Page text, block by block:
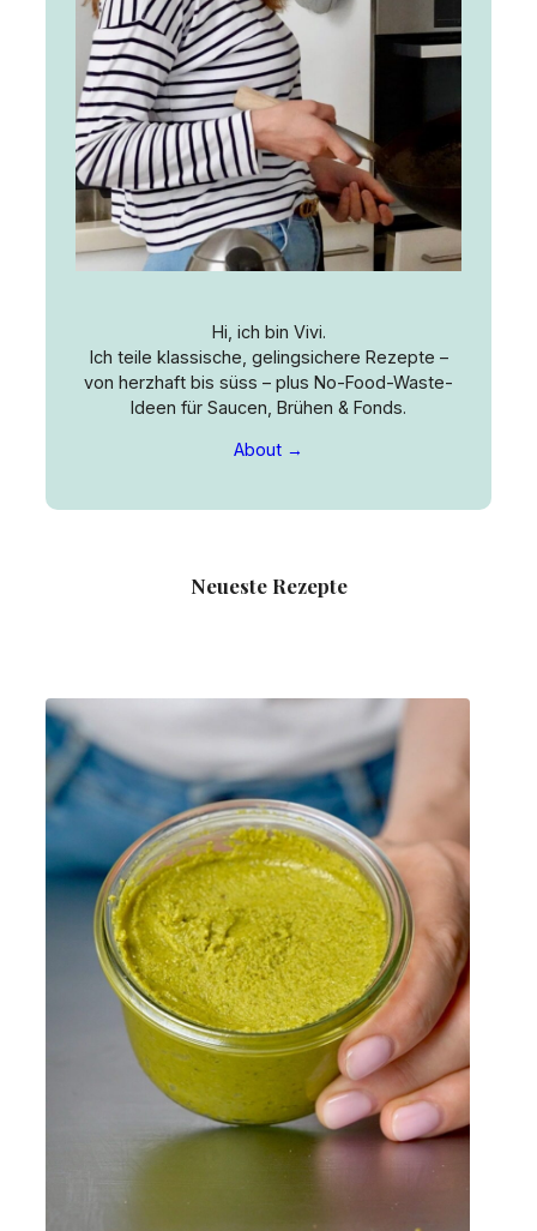
Hi, ich bin Vivi.
Ich teile klassische, gelingsichere Rezepte –
von herzhaft bis süss – plus No-Food-Waste-
Ideen für Saucen, Brühen & Fonds.
About →
Neueste Rezepte